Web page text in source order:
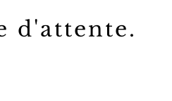
d'attente.